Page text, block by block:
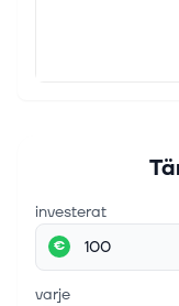
investerat
€
varje